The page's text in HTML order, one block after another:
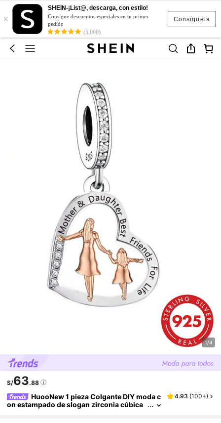
Consíguela
×
SHEIN-¡List@, descarga, con estilo!
Consigue descuentos especiales en tu primer
pedido
(5,000)
1/4
S/63.88
HuooNew 1 pieza Colgante DIY moda c
on estampado de slogan zirconia cúbica
4.93 (100+)